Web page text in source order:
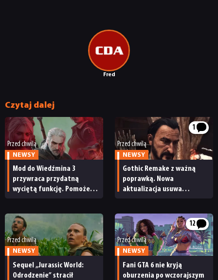
Fred
Czytaj dalej
Przed chwilą
NEWSY
Mod do Wiedźmina 3
przywraca przydatną
wyciętą funkcję. Pomoże
1
Przed chwilą
NEWSY
Gothic Remake z ważną
poprawką. Nowa
aktualizacja usuwa
patcha
Przed chwilą
NEWSY
Sequel „Jurassic World:
Odrodzenie” stracił
12
Przed chwilą
NEWSY
Fani GTA 6 nie kryją
oburzenia po wczorajszym